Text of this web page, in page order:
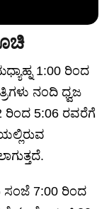
1:00 ರಿಂದ
ನಂದಿ ಧ್ವಜ
ರಿಂದ 5:06 ರವರೆಗೆ
ಸಂಜೆ 7:00 ರಿಂದ